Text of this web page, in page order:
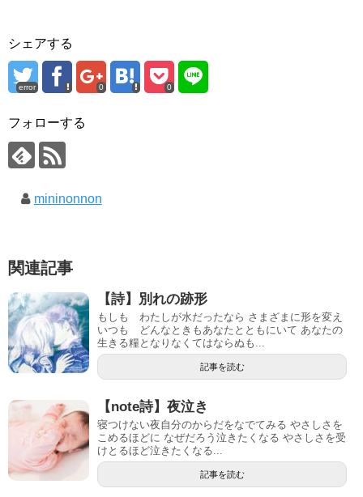
シェアする
error 0 0
フォローする
mininonnon
関連記事
【詩】別れの跡形
もしも わたしが水だったなら さまざまに形を変え
いつも どんなときもあなたとともにいて あなたの
生きる糧となりなくてはならぬも...
記事を読む
【note詩】夜泣き
寝つけない夜自分のからだをなでてみる やさしさを
こめるほどに なぜだろう泣きたくなる やさしさを受
けとるほど泣きたくなる...
記事を読む